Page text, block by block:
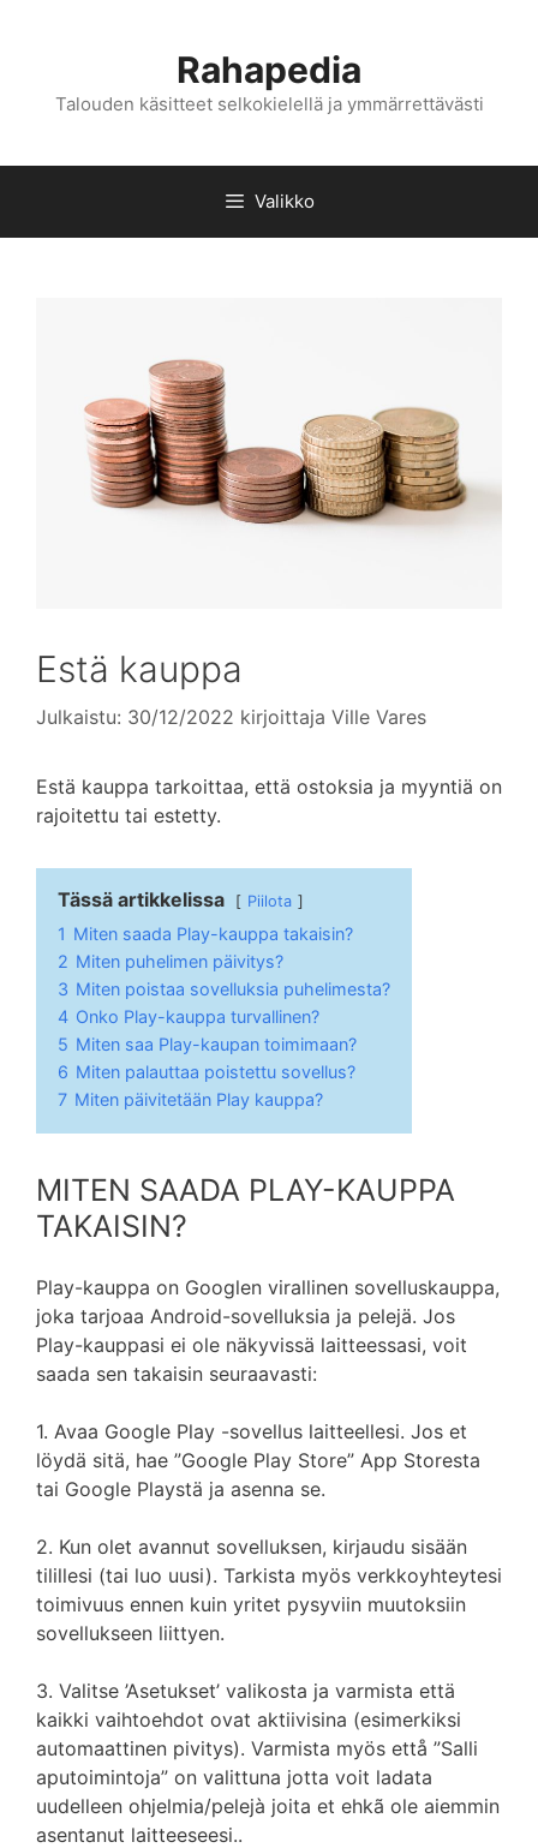
Rahapedia
Talouden käsitteet selkokielellä ja ymmärrettävästi
Valikko
Estä kauppa
Julkaistu: 30/12/2022 kirjoittaja Ville Vares
Estä kauppa tarkoittaa, että ostoksia ja myyntiä on
rajoitettu tai estetty.
Tässä artikkelissa Piilota
1 Miten saada Play-kauppa takaisin?
2 Miten puhelimen päivitys?
3 Miten poistaa sovelluksia puhelimesta?
4 Onko Play-kauppa turvallinen?
5 Miten saa Play-kaupan toimimaan?
6 Miten palauttaa poistettu sovellus?
7 Miten päivitetään Play kauppa?
MITEN SAADA PLAY-KAUPPA
TAKAISIN?
Play-kauppa on Googlen virallinen sovelluskauppa,
joka tarjoaa Android-sovelluksia ja pelejä. Jos
Play-kauppasi ei ole näkyvissä laitteessasi, voit
saada sen takaisin seuraavasti:
1. Avaa Google Play -sovellus laitteellesi. Jos et
löydä sitä, hae ”Google Play Store” App Storesta
tai Google Playstä ja asenna se.
2. Kun olet avannut sovelluksen, kirjaudu sisään
tilillesi (tai luo uusi). Tarkista myös verkkoyhteytesi
toimivuus ennen kuin yritet pysyviin muutoksiin
sovellukseen liittyen.
3. Valitse ’Asetukset’ valikosta ja varmista että
kaikki vaihtoehdot ovat aktiivisina (esimerkiksi
automaattinen pivitys). Varmista myös ettå ”Salli
aputoimintoja” on valittuna jotta voit ladata
uudelleen ohjelmia/pelejà joita et ehkã ole aiemmin
asentanut laitteeseesi..